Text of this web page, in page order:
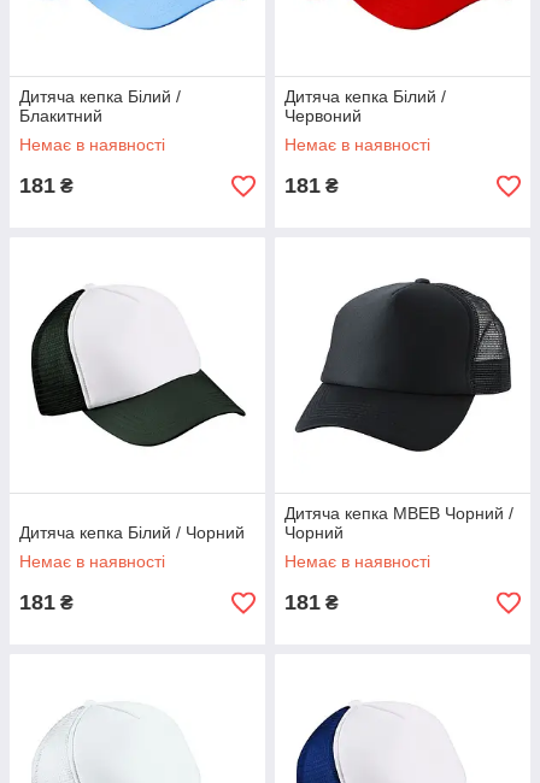
Дитяча кепка Білий /
Блакитний
Немає в наявності
181 ₴
Дитяча кепка Білий /
Червоний
Немає в наявності
181 ₴
Дитяча кепка Білий / Чорний
Немає в наявності
181 ₴
Дитяча кепка MBEB Чорний /
Чорний
Немає в наявності
181 ₴